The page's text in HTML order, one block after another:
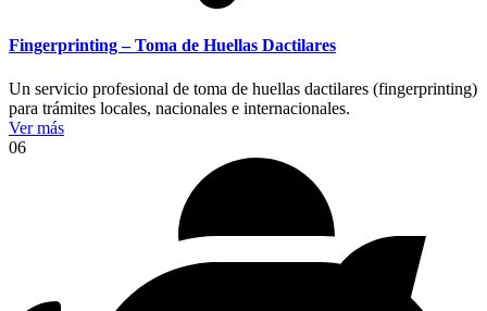
Fingerprinting – Toma de Huellas Dactilares
Un servicio profesional de toma de huellas dactilares (fingerprinting)
para trámites locales, nacionales e internacionales.
Ver más
06